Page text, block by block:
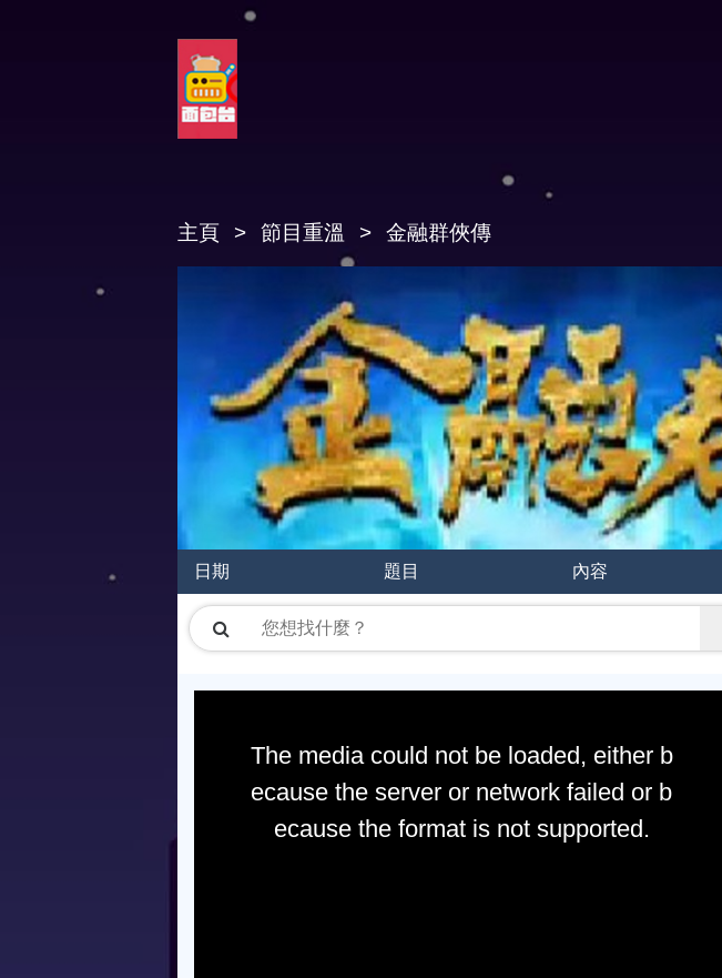
主頁 節目重溫 金融群俠傳
日期 題目 內容
The media could not be loaded, either b
ecause the server or network failed or b
ecause the format is not supported.